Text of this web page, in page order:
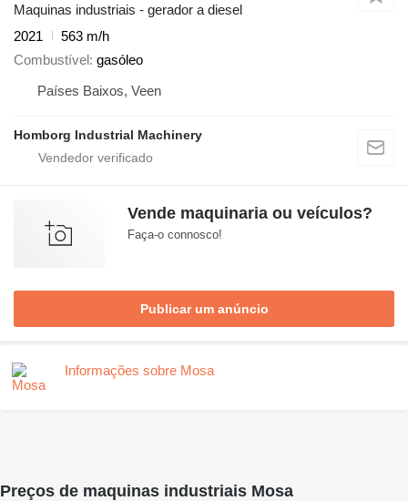
Maquinas industriais - gerador a diesel
2021
563 m/h
Combustível gasóleo
Países Baixos, Veen
Homborg Industrial Machinery
Vende maquinaria ou veículos?
Faça-o connosco!
Publicar um anúncio
Informações sobre Mosa
Preços de maquinas industriais Mosa